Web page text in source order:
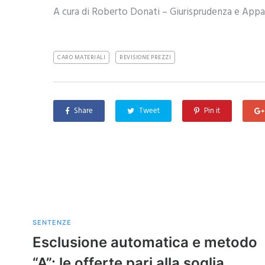
A cura di Roberto Donati – Giurisprudenza e
CARO MATERIALI REVISIONE PREZZI
Share Tweet Pin it
SENTENZE
Esclusione automatica e metodo